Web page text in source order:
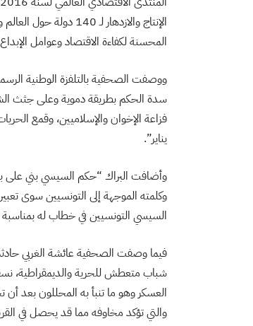
الإنتاج والازدهار
المحسنة لكفاءة الاقتصاد وعوامل
ووصفت الصحفية بالتلفزة الوطنية
سدة الحكم بطريقة دموية وعلى جثث
فزاعة الإخوان والإسلاميين، وقمع
يناير”.
وأضافت البراك “حكم السيسي بني على
وكلمته الموجهة إلى التونسيين سوى
السيسي التونسيين في خطاب له
فيما وصفت الصحفية عائشة الغربي
شباب متعطش للحرية والديمقراطية،
العسكر وهو ما تنبأ به المحللون بعد
والتي تؤكد مخاوفه مما قد يحصل في